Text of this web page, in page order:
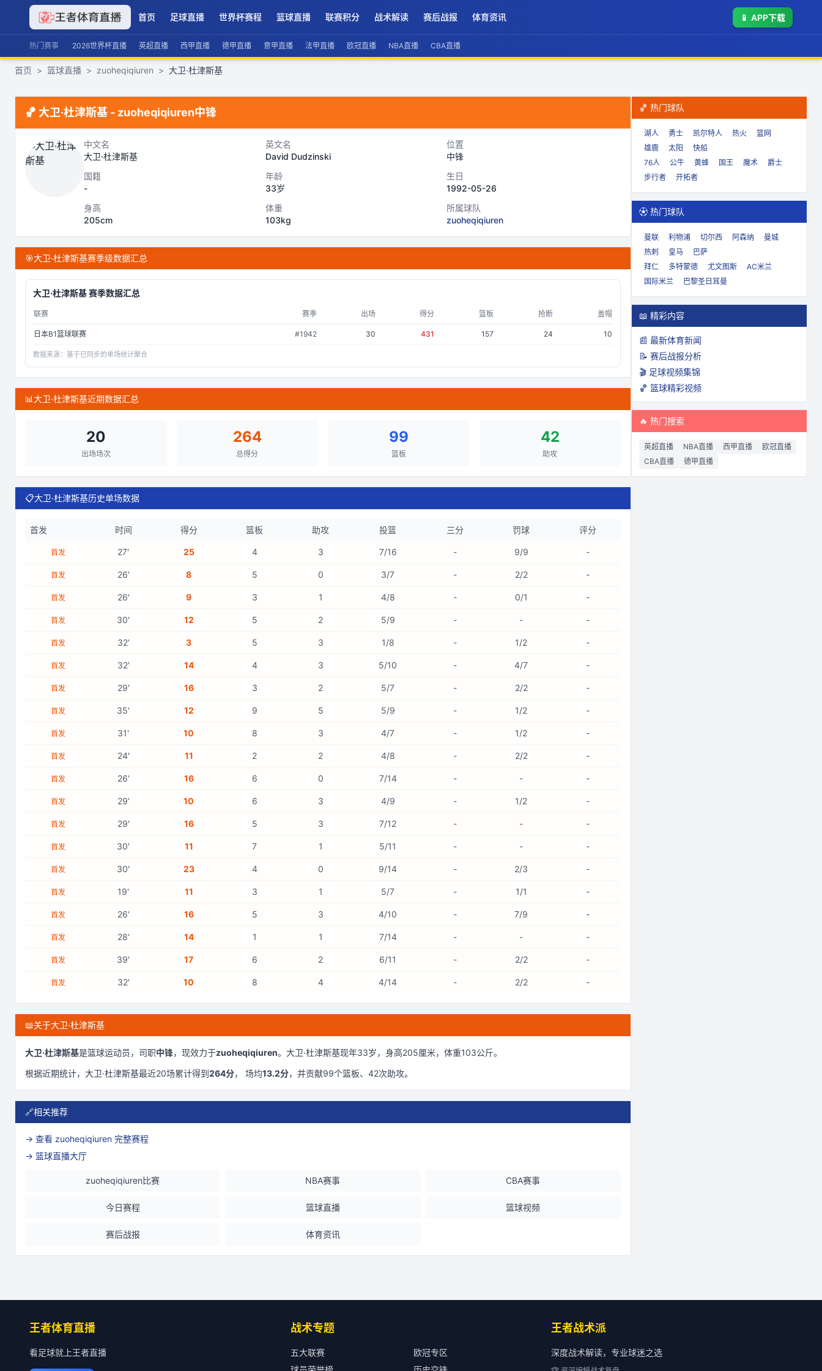
首页 足球直播 世界杯赛程 篮球直播 联赛积分 战术解读 赛后战报 体育资讯 📱 APP下载
热门赛事 2026世界杯直播 英超直播 西甲直播 德甲直播 意甲直播 法甲直播 欧冠直播 NBA直播 CBA直播
首页 > 篮球直播 > zuoheqiqiuren > 大卫·杜津斯基
🏀 大卫·杜津斯基 - zuoheqiqiuren中锋
中文名
大卫·杜津斯基
英文名
David Dudzinski
位置
中锋
国籍
-
年龄
33岁
生日
1992-05-26
身高
205cm
体重
103kg
所属球队
zuoheqiqiuren
🎯大卫·杜津斯基赛季级数据汇总
大卫·杜津斯基赛季数据汇总
联赛 赛季 出场 得分 篮板 抢断 盖帽
日本B1篮球联赛 #1942 30 431 157 24 10
数据来源： 基于已同步的单场统计聚合
📊大卫·杜津斯基近期数据汇总
20
出场场次
264
总得分
99
篮板
42
助攻
📋大卫·杜津斯基历史单场数据
首发 时间 得分 篮板 助攻 投篮 三分 罚球 评分
首发 27' 25 4 3 7/16 - 9/9 -
首发 26' 8 5 0 3/7 - 2/2 -
首发 26' 9 3 1 4/8 - 0/1 -
首发 30' 12 5 2 5/9 - - -
首发 32' 3 5 3 1/8 - 1/2 -
首发 32' 14 4 3 5/10 - 4/7 -
首发 29' 16 3 2 5/7 - 2/2 -
首发 35' 12 9 5 5/9 - 1/2 -
首发 31' 10 8 3 4/7 - 1/2 -
首发 24' 11 2 2 4/8 - 2/2 -
首发 26' 16 6 0 7/14 - - -
首发 29' 10 6 3 4/9 - 1/2 -
首发 29' 16 5 3 7/12 - - -
首发 30' 11 7 1 5/11 - - -
首发 30' 23 4 0 9/14 - 2/3 -
首发 19' 11 3 1 5/7 - 1/1 -
首发 26' 16 5 3 4/10 - 7/9 -
首发 28' 14 1 1 7/14 - - -
首发 39' 17 6 2 6/11 - 2/2 -
首发 32' 10 8 4 4/14 - 2/2 -
📖关于大卫·杜津斯基
大卫·杜津斯基是篮球运动员，司职中锋，现效力于zuoheqiqiuren。 大卫·杜津斯基现年33岁，身高205厘米，体重103公斤。
根据近期统计， 大卫·杜津斯基最近20场累计得到264分， 场均13.2分，并贡献99个篮板、 42次助攻。
🔗相关推荐
→ 查看 zuoheqiqiuren 完整赛程
→ 篮球直播大厅
zuoheqiqiuren比赛 NBA赛事 CBA赛事
今日赛程 篮球直播 篮球视频
赛后战报 体育资讯
🏀 热门球队
湖人 勇士 凯尔特人 热火
篮网
雄鹿
太阳
快船
76人
公牛 黄蜂 国王 魔术
爵士
步行者
开拓者
⚽ 热门球队
曼联 利物浦 切尔西 阿森纳
曼城
热刺
皇马
巴萨
拜仁
多特蒙德 尤文图斯
AC米兰
国际米兰
巴黎圣日耳曼
📖 精彩内容
📰 最新体育新闻
📝 赛后战报分析
🎬 足球视频集锦
🏀 篮球精彩视频
🔥 热门搜索
英超直播 NBA直播 西甲直播
欧冠直播
CBA直播
德甲直播
王者体育直播
看足球就上王者直播
战术专题
五大联赛
欧冠专区
王者战术派
深度战术解读，专业球迷之选